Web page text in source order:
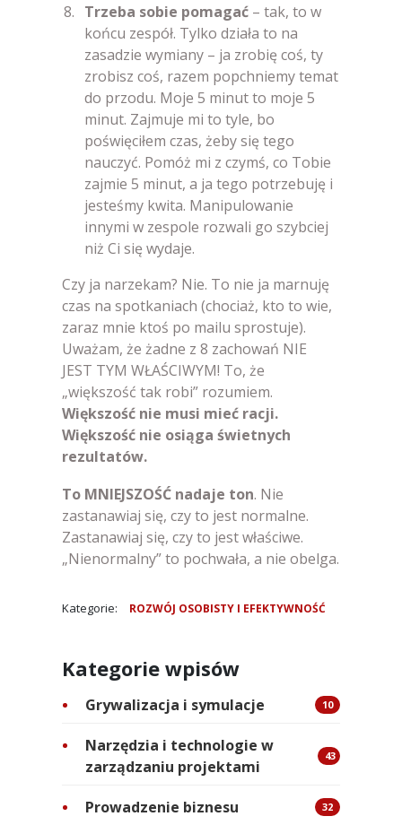
Trzeba sobie pomagać – tak, to w
końcu zespół. Tylko działa to na
zasadzie wymiany – ja zrobię coś, ty
zrobisz coś, razem popchniemy temat
do przodu. Moje 5 minut to moje 5
minut. Zajmuje mi to tyle, bo
poświęciłem czas, żeby się tego
nauczyć. Pomóż mi z czymś, co Tobie
zajmie 5 minut, a ja tego potrzebuję i
jesteśmy kwita. Manipulowanie
innymi w zespole rozwali go szybciej
niż Ci się wydaje.
Czy ja narzekam? Nie. To nie ja marnuję
czas na spotkaniach (chociaż, kto to wie,
zaraz mnie ktoś po mailu sprostuje).
Uważam, że żadne z 8 zachowań NIE
JEST TYM WŁAŚCIWYM! To, że
„większość tak robi” rozumiem.
Większość nie musi mieć racji.
Większość nie osiąga świetnych
rezultatów.
To MNIEJSZOŚĆ nadaje ton. Nie
zastanawiaj się, czy to jest normalne.
Zastanawiaj się, czy to jest właściwe.
„Nienormalny” to pochwała, a nie obelga.
Kategorie: ROZWÓJ OSOBISTY I EFEKTYWNOŚĆ
Kategorie wpisów
Grywalizacja i symulacje 10
Narzędzia i technologie w
zarządzaniu projektami
43
Prowadzenie biznesu 32